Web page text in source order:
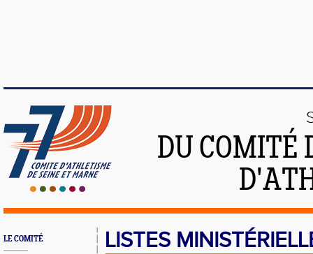
DU COMITÉ
LE COMITÉ LISTES